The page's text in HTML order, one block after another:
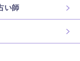
い師